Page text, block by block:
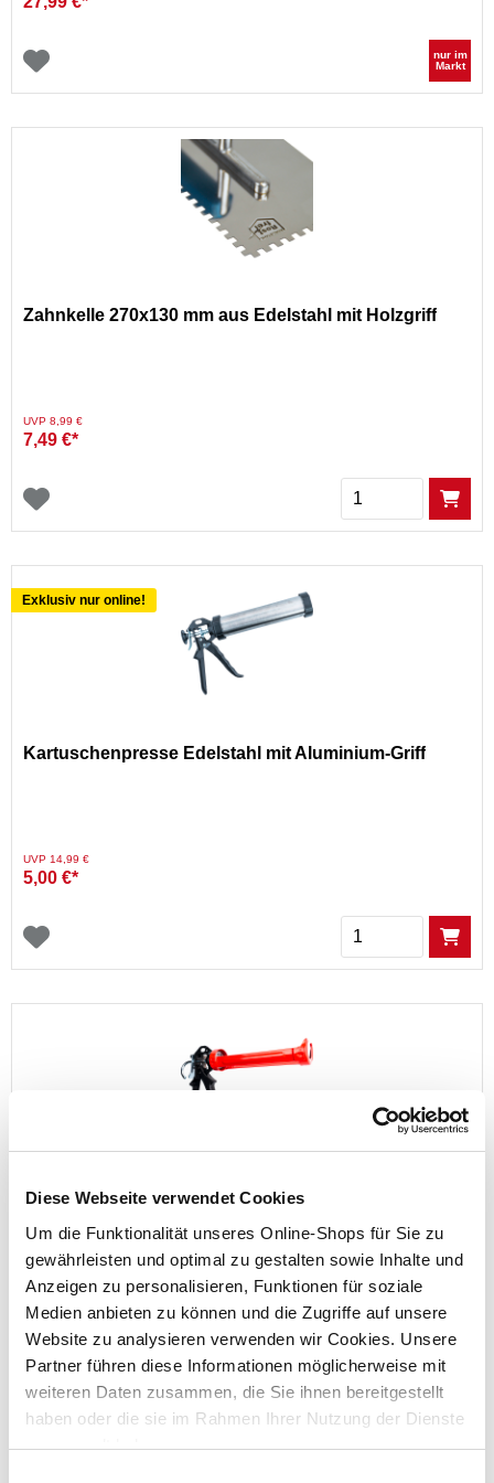
Diese Webseite verwendet Cookies
Um die Funktionalität unseres Online-Shops für Sie zu
gewährleisten und optimal zu gestalten sowie Inhalte und
Anzeigen zu personalisieren, Funktionen für soziale
Medien anbieten zu können und die Zugriffe auf unsere
Website zu analysieren verwenden wir Cookies. Unsere
Partner führen diese Informationen möglicherweise mit
weiteren Daten zusammen, die Sie ihnen bereitgestellt
haben oder die sie im Rahmen Ihrer Nutzung der Dienste
gesammelt haben.
nur im
Markt
Zahnkelle 270x130 mm aus Edelstahl mit Holzgriff
Preis reduziert von
UVP 8,99 €auf
7,49 €*
Menge
Exklusiv nur online!
Kartuschenpresse Edelstahl mit Aluminium-Griff
Preis reduziert von
UVP 14,99 €auf
5,00 €*
Menge
Profi-Kartuschenpresse, 9'' in Schwarzrot
Preis reduziert von
UVP 14,95 € auf
8,99 €*
Menge